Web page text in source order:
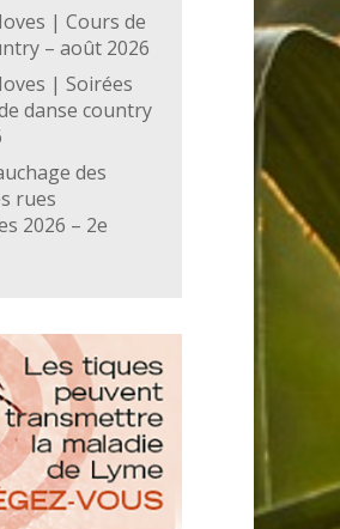
| Cours de
– août 2026
| Soirées
danse country
des
rues
2026 – 2e